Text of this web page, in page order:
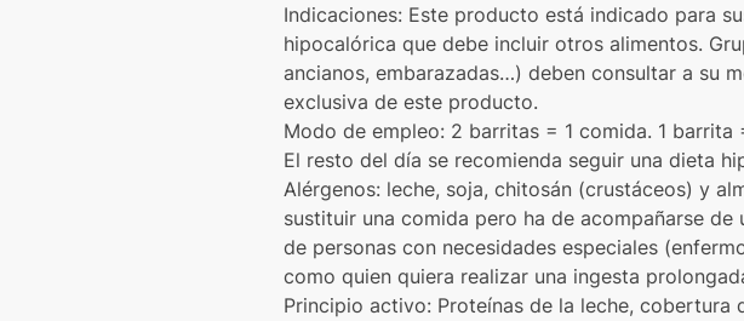
Indicaciones: Este producto está indicado para
hipocalórica que debe incluir otros alimentos.
ancianos, embarazadas…) deben consultar a su
exclusiva de este producto.
Modo de empleo: 2 barritas = 1 comida. 1
El resto del día se recomienda seguir una dieta
Alérgenos: leche, soja, chitosán (crustáceos) y
sustituir una comida pero ha de acompañarse
de personas con necesidades especiales
como quien quiera realizar una ingesta
Principio activo: Proteínas de la leche,